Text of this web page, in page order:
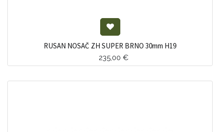
RUSAN NOSAČ ZH SUPER BRNO 30mm H19
235,00 €